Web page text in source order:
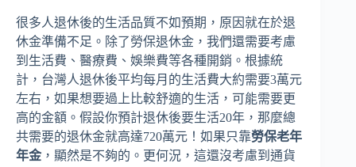
很多人退休後的生活品質不如預期，原因就在於退
休金準備不足。除了勞保退休金，我們還需要考慮
到生活費、醫療費、娛樂費等各種開銷。根據統
計，台灣人退休後平均每月的生活費大約需要3萬元
左右，如果想要過上比較舒適的生活，可能需要更
高的金額。假設你預計退休後要生活20年，那麼總
共需要的退休金就高達720萬元！如果只靠勞保老年
年金 ，顯然是不夠的。更何況，這還沒考慮到通貨